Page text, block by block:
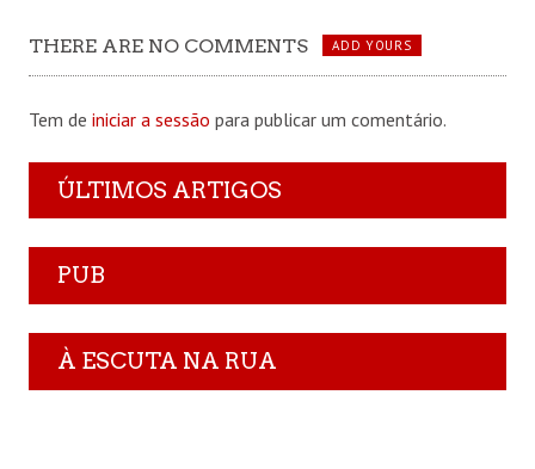
THERE ARE NO COMMENTS ADD YOURS
Tem de iniciar a sessão para publicar um comentário.
ÚLTIMOS ARTIGOS
PUB
À ESCUTA NA RUA